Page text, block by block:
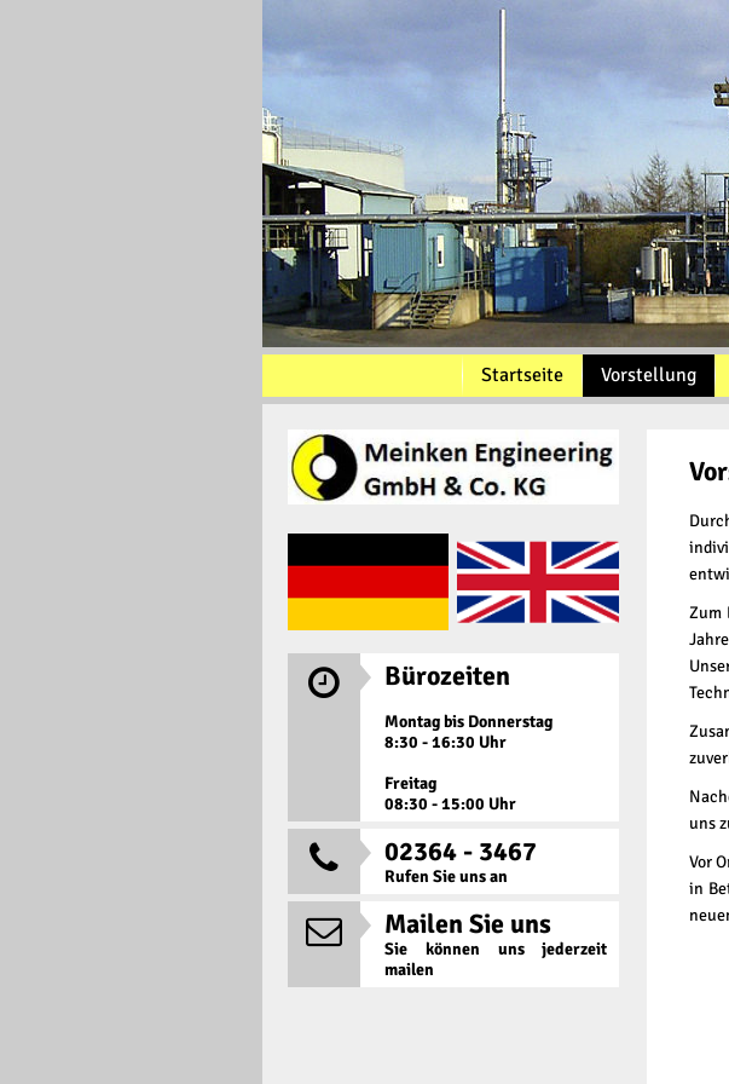
Startseite Vorstellung
Zum
uns
Vor
in
 Bürozeiten
Montag bis Donnerstag
8:30 - 16:30 Uhr
Freitag
08:30 - 15:00 Uhr
 02364 - 3467
Rufen Sie uns an
 Mailen Sie uns
Sie können uns jederzeit
mailen